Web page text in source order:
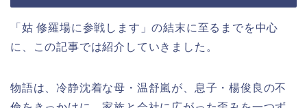
「姑 修羅場に参戦します」の結末に至るまでを中心
に、この記事では紹介していきました。
物語は、冷静沈着な母・温舒嵐が、息子・楊俊良の不